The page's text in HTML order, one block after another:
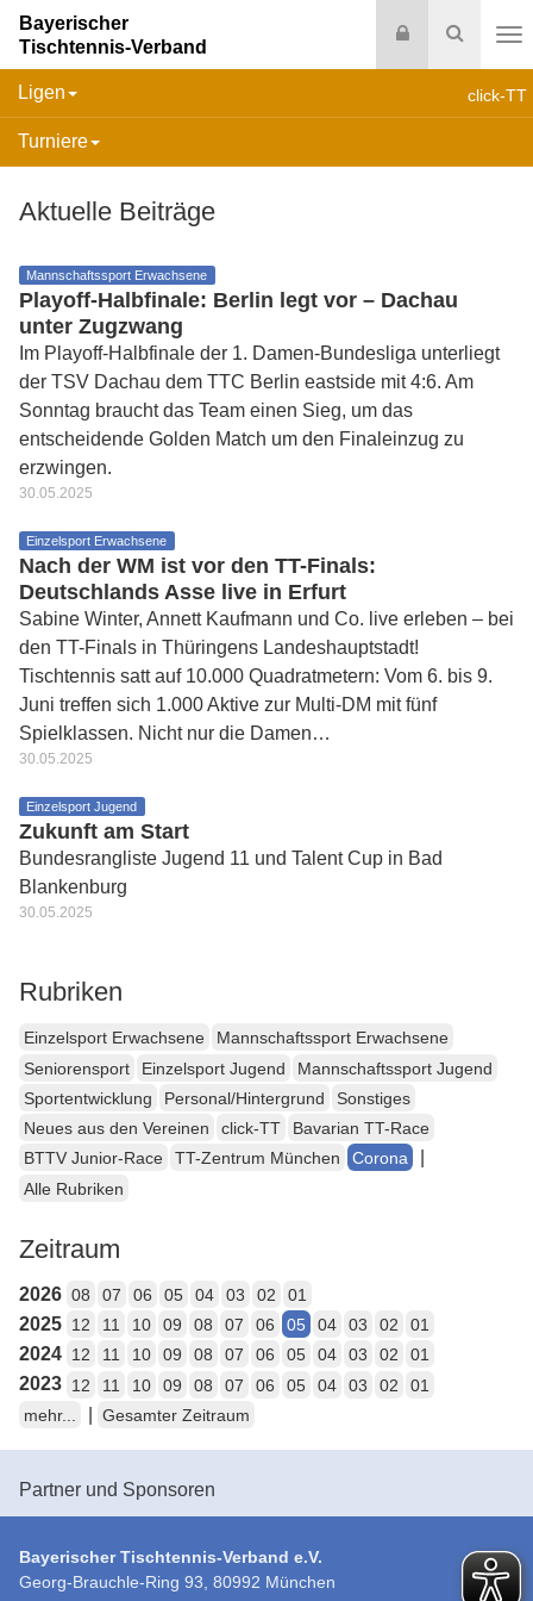
Suche
Login
Bayerischer
Tischtennis-Verband
click-TT
Ligen
Turniere
Aktuelle Beiträge
Mannschaftssport Erwachsene
Playoff-Halbfinale: Berlin legt vor – Dachau
unter Zugzwang
Im Playoff-Halbfinale der 1. Damen-Bundesliga unterliegt
der TSV Dachau dem TTC Berlin eastside mit 4:6. Am
Sonntag braucht das Team einen Sieg, um das
entscheidende Golden Match um den Finaleinzug zu
erzwingen.
30.05.2025
Einzelsport Erwachsene
Nach der WM ist vor den TT-Finals:
Deutschlands Asse live in Erfurt
Sabine Winter, Annett Kaufmann und Co. live erleben – bei
den TT-Finals in Thüringens Landeshauptstadt!
Tischtennis satt auf 10.000 Quadratmetern: Vom 6. bis 9.
Juni treffen sich 1.000 Aktive zur Multi-DM mit fünf
Spielklassen. Nicht nur die Damen…
30.05.2025
Einzelsport Jugend
Zukunft am Start
Bundesrangliste Jugend 11 und Talent Cup in Bad
Blankenburg
30.05.2025
Rubriken
Einzelsport Erwachsene
Mannschaftssport Erwachsene
Seniorensport
Einzelsport Jugend
Mannschaftssport Jugend
Sportentwicklung
Personal/Hintergrund
Sonstiges
Neues aus den Vereinen
click-TT
Bavarian TT-Race
BTTV Junior-Race
TT-Zentrum München Corona
Alle Rubriken
Zeitraum
2026 08 07 06 05 04 03 02 01
2025 12 11 10 09 08 07 06 05 04 03 02 01
2024 12 11 10 09 08 07 06 05 04 03 02 01
2023 12 11 10 09 08 07 06 05 04 03 02
01
mehr...
Gesamter Zeitraum
Partner und Sponsoren
Bayerischer Tischtennis-Verband e.V.
Georg-Brauchle-Ring 93, 80992 München